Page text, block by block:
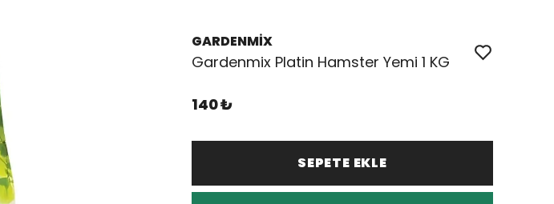
GARDENMİX
Gardenmix Platin Hamster Yemi 1 KG
140 ₺
SEPETE EKLE